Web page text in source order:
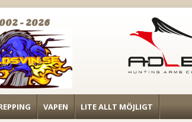
- 2026
VAPEN LITE ALLT MÖJLIGT